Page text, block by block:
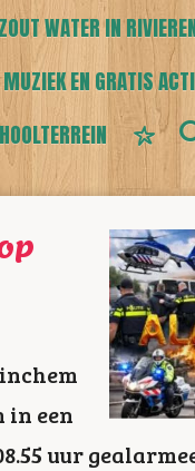
WATER IN
EN GRATIS
in een
uur